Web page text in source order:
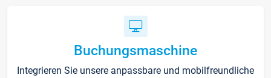
Buchungsmaschine
Integrieren Sie unsere anpassbare und mobilfreundliche